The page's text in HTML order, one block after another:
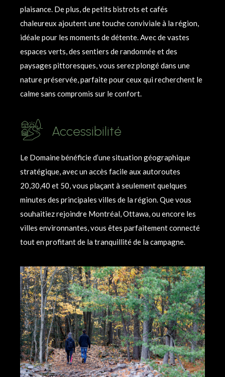
plaisance. De plus, de petits bistrots et cafés
chaleureux ajoutent une touche conviviale à la région,
idéale pour les moments de détente. Avec de vastes
espaces verts, des sentiers de randonnée et des
paysages pittoresques, vous serez plongé dans une
nature préservée, parfaite pour ceux qui recherchent le
calme sans compromis sur le confort.
Accessibilité
Le Domaine bénéficie d’une situation géographique
stratégique, avec un accès facile aux autoroutes
20,30,40 et 50, vous plaçant à seulement quelques
minutes des principales villes de la région. Que vous
souhaitiez rejoindre Montréal, Ottawa, ou encore les
villes environnantes, vous êtes parfaitement connecté
tout en profitant de la tranquillité de la campagne.